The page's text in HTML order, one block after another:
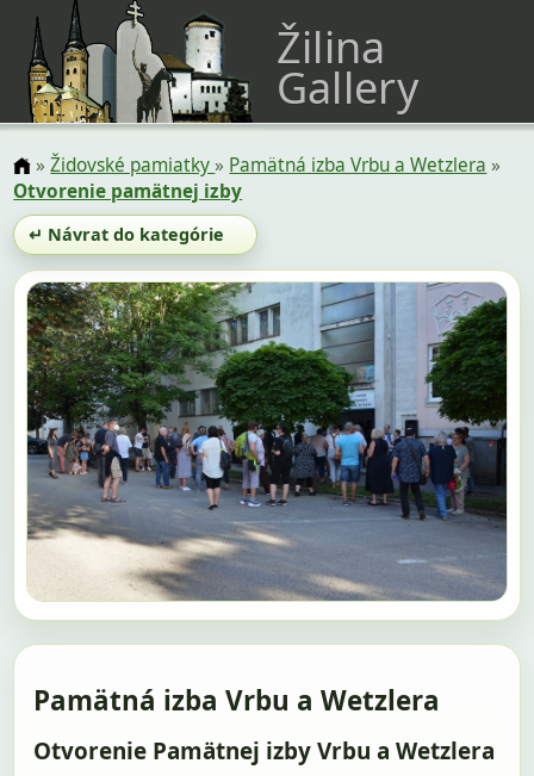
Žilina
Gallery
»Židovské pamiatky» Pamätná izba Vrbu a Wetzlera »
Otvorenie pamätnej izby
↵ Návrat do kategórie
Pamätná izba Vrbu a Wetzlera
Otvorenie Pamätnej izby Vrbu a Wetzlera